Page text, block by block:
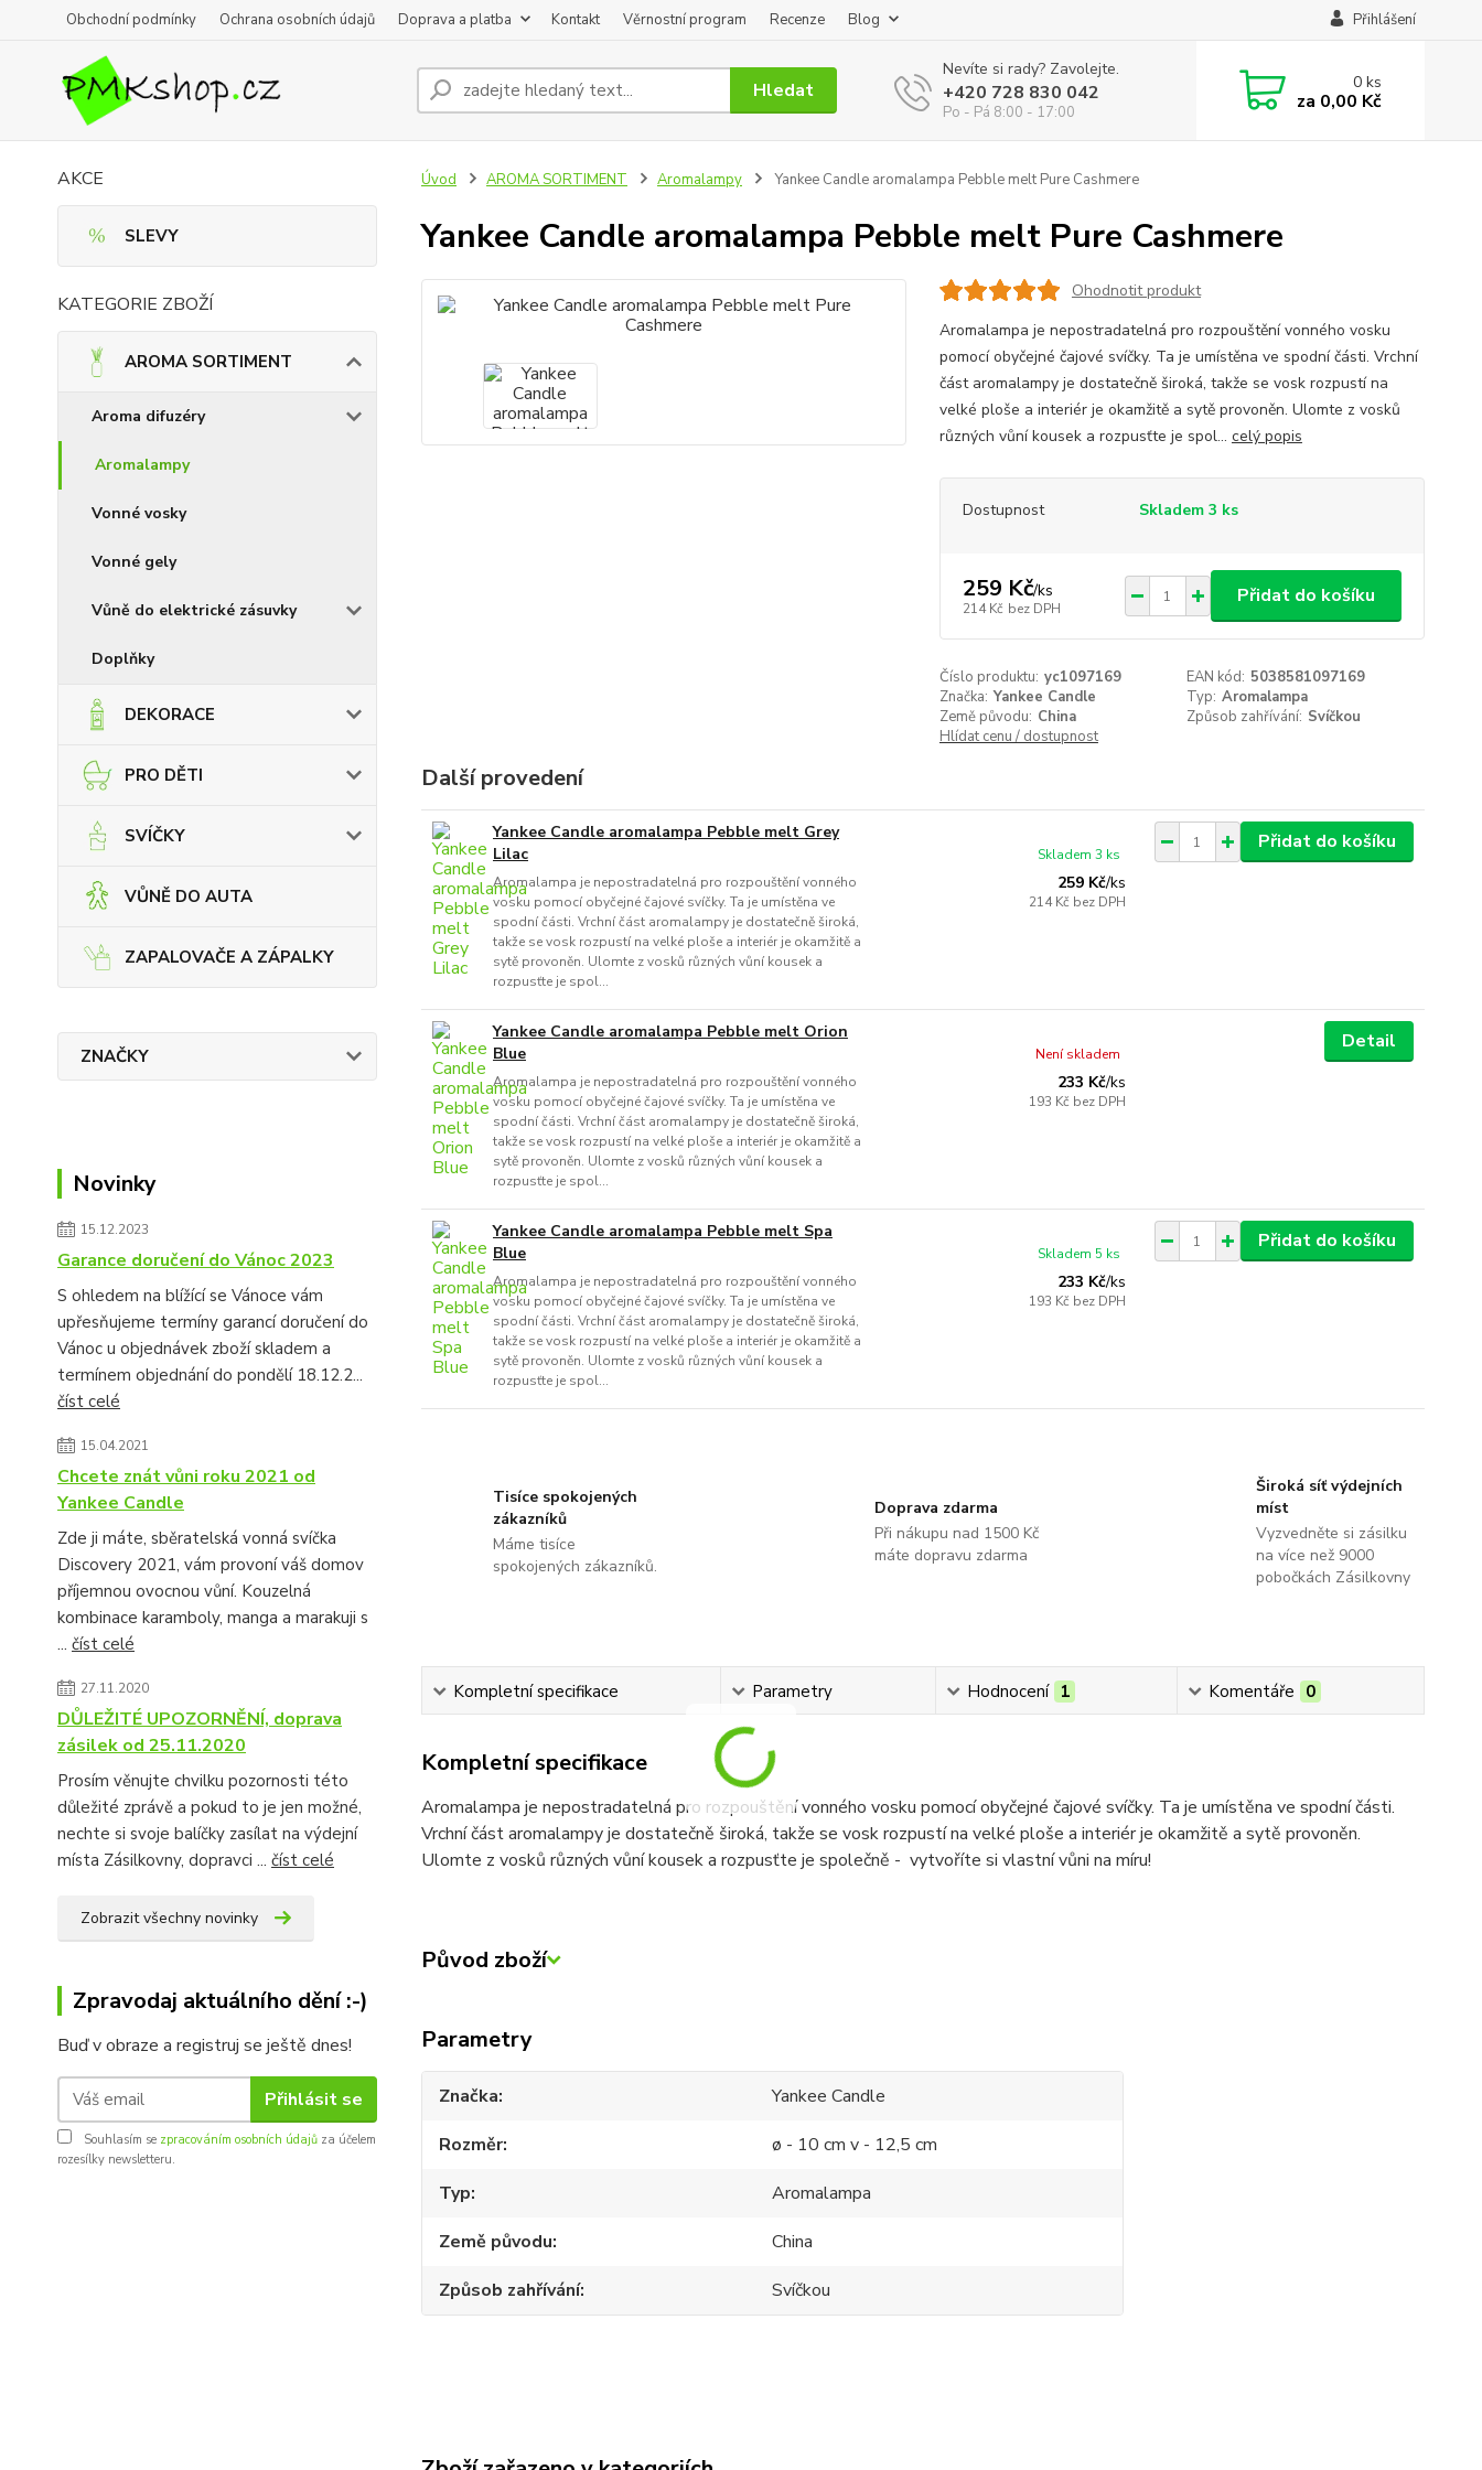
Obchodní podmínky Ochrana osobních údajů Doprava a platba Kontakt Věrnostní program Recenze Blog Přihlášení
Hledat
Nevíte si rady? Zavolejte.
+420 728 830 042
Po - Pá 8:00 - 17:00
0ks
za 0,00 Kč
AKCE
SLEVY
KATEGORIE ZBOŽÍ
AROMA SORTIMENT
Aroma difuzéry
Aromalampy
Vonné vosky
Vonné gely
Vůně do elektrické zásuvky
Doplňky
DEKORACE
PRO DĚTI
SVÍČKY
VŮNĚ DO AUTA
ZAPALOVAČE A ZÁPALKY
ZNAČKY
Novinky
15.12.2023
Garance doručení do Vánoc 2023
S ohledem na blížící se Vánoce vám
upřesňujeme termíny garancí doručení do
Vánoc u objednávek zboží skladem a
termínem objednání do pondělí 18.12.2...
číst celé
15.04.2021
Chcete znát vůni roku 2021 od
Yankee Candle
Zde ji máte, sběratelská vonná svíčka
Discovery 2021, vám provoní váš domov
příjemnou ovocnou vůní. Kouzelná
kombinace karamboly, manga a marakuji s
... číst celé
27.11.2020
DŮLEŽITÉ UPOZORNĚNÍ, doprava
zásilek od 25.11.2020
Prosím věnujte chvilku pozornosti této
důležité zprávě a pokud to je jen možné,
nechte si svoje balíčky zasílat na výdejní
místa Zásilkovny, dopravci ... číst celé
Zobrazit všechny novinky
Zpravodaj aktuálního dění :-)
Buď v obraze a registruj se ještě dnes!
Přihlásit se
Souhlasím se zpracováním osobních údajů za účelem
rozesílky newsletteru.
Úvod AROMA SORTIMENT Aromalampy Yankee Candle aromalampa Pebble melt Pure Cashmere
Yankee Candle aromalampa Pebble melt Pure Cashmere
Ohodnotit produkt
Aromalampa je nepostradatelná pro rozpouštění vonného vosku
pomocí obyčejné čajové svíčky. Ta je umístěna ve spodní části. Vrchní
část aromalampy je dostatečně široká, takže se vosk rozpustí na
velké ploše a interiér je okamžitě a sytě provoněn. Ulomte z vosků
různých vůní kousek a rozpusťte je spol... celý popis
Dostupnost Skladem 3 ks
259 Kč/ks
214 Kč bez DPH
Přidat do košíku
Číslo produktu: yc1097169 EAN kód: 5038581097169
Značka: Yankee Candle Typ: Aromalampa
Země původu: China Způsob zahřívání: Svíčkou
Hlídat cenu / dostupnost
Další provedení
Yankee Candle aromalampa Pebble melt Grey
Lilac
Aromalampa je nepostradatelná pro rozpouštění vonného
vosku pomocí obyčejné čajové svíčky. Ta je umístěna ve
spodní části. Vrchní část aromalampy je dostatečně široká,
takže se vosk rozpustí na velké ploše a interiér je okamžitě a
sytě provoněn. Ulomte z vosků různých vůní kousek a
rozpusťte je spol...
259 Kč/ks
214 Kč bez DPH
Skladem 3 ks
Přidat do košíku
Yankee Candle aromalampa Pebble melt Orion
Blue
Aromalampa je nepostradatelná pro rozpouštění vonného
vosku pomocí obyčejné čajové svíčky. Ta je umístěna ve
spodní části. Vrchní část aromalampy je dostatečně široká,
takže se vosk rozpustí na velké ploše a interiér je okamžitě a
sytě provoněn. Ulomte z vosků různých vůní kousek a
rozpusťte je spol...
233 Kč/ks
193 Kč bez DPH
Není skladem
Detail
Yankee Candle aromalampa Pebble melt Spa
Blue
Aromalampa je nepostradatelná pro rozpouštění vonného
vosku pomocí obyčejné čajové svíčky. Ta je umístěna ve
spodní části. Vrchní část aromalampy je dostatečně široká,
takže se vosk rozpustí na velké ploše a interiér je okamžitě a
sytě provoněn. Ulomte z vosků různých vůní kousek a
rozpusťte je spol...
233 Kč/ks
193 Kč bez DPH
Skladem 5 ks
Přidat do košíku
Tisíce spokojených
zákazníků
Máme tisíce
spokojených zákazníků.
Doprava zdarma
Při nákupu nad 1500 Kč
máte dopravu zdarma
Široká síť výdejních
míst
Vyzvedněte si zásilku
na více než 9000
pobočkách Zásilkovny
Kompletní specifikace Parametry Hodnocení 1 Komentáře 0
Kompletní specifikace
Aromalampa je nepostradatelná pro rozpouštění vonného vosku pomocí obyčejné čajové svíčky. Ta je umístěna ve spodní části.
Vrchní část aromalampy je dostatečně široká, takže se vosk rozpustí na velké ploše a interiér je okamžitě a sytě provoněn.
Ulomte z vosků různých vůní kousek a rozpusťte je společně - vytvoříte si vlastní vůni na míru!
Původ zboží
Parametry
Značka
Yankee Candle
Rozměr
ø - 10 cm v - 12,5 cm
Typ
Aromalampa
Země původu
China
Způsob zahřívání
Svíčkou